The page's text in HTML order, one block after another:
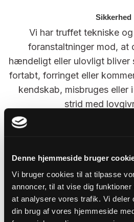
Denne hjemmeside bruger
Vi bruger cookies til at tilpasse
annoncer, til at vise dig
at analysere vores trafik. Vi deler
din brug af vores hjemmeside
Sikkerhed
Vi har truffet tekniske
foranstaltninger mod, at
hændeligt eller ulovligt bliver
fortabt, forringet eller
kendskab, misbruges eller
strid med
bruger, at registrere dine
at kunne levere de services,
som f.eks. at
Herudover anvender vi
optimere vores